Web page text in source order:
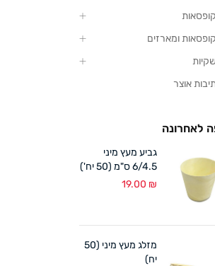
קופסאות
קופסאות ומארזים
שקיות
אוצר
לאחרונה
גביע מעץ מיני
6/4.5 ס"מ (50 יח')
19.00 ₪
מזלג מעץ מיני (50
יח)